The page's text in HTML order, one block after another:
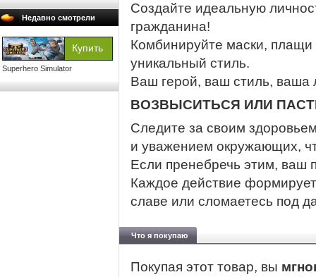
Недавно смотрели
Superhero Simulator
Создайте идеальную
гражданина!
Комбинируйте маски, плащи
уникальный стиль.
Ваш герой, ваш стиль, ваша
ВОЗВЫСИТЬСЯ ИЛИ
Следите за своим
и уважением окружающих,
Если пренебречь этим, ваш
Каждое действие
славе или сломаетесь под
Что я покупаю
Покупая этот товар, вы